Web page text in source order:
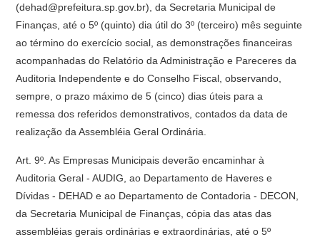
(dehad@prefeitura.sp.gov.br), da Secretaria Municipal de
Finanças, até o 5º (quinto) dia útil do 3º (terceiro) mês seguinte
ao término do exercício social, as demonstrações financeiras
acompanhadas do Relatório da Administração e Pareceres da
Auditoria Independente e do Conselho Fiscal, observando,
sempre, o prazo máximo de 5 (cinco) dias úteis para a
remessa dos referidos demonstrativos, contados da data de
realização da Assembléia Geral Ordinária.
Art. 9º. As Empresas Municipais deverão encaminhar à
Auditoria Geral - AUDIG, ao Departamento de Haveres e
Dívidas - DEHAD e ao Departamento de Contadoria - DECON,
da Secretaria Municipal de Finanças, cópia das atas das
assembléias gerais ordinárias e extraordinárias, até o 5º